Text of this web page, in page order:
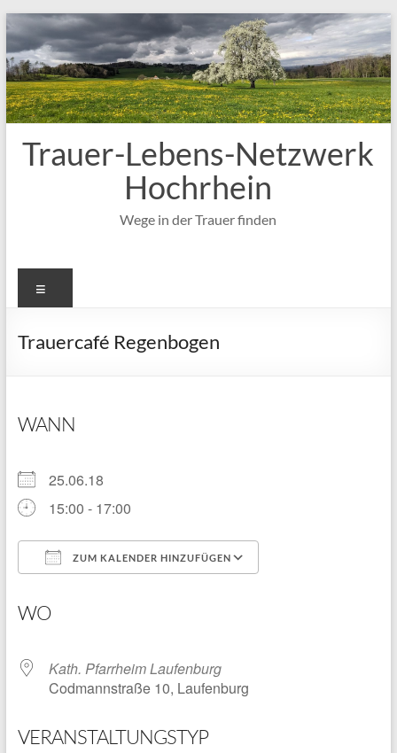
Zum
Inhalt
springen
Trauer-Lebens-Netzwerk
Hochrhein
Wege in der Trauer finden
Trauercafé Regenbogen
WANN
25.06.18
15:00 - 17:00
ZUM KALENDER HINZUFÜGEN
WO
Kath. Pfarrheim Laufenburg
Codmannstraße 10, Laufenburg
VERANSTALTUNGSTYP